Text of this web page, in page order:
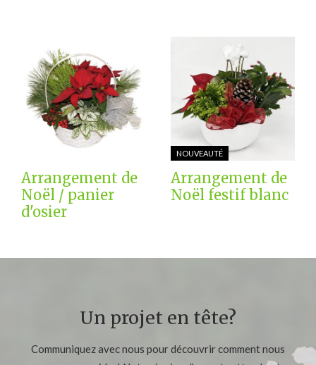
Arrangement de
Noël / panier
d'osier
NOUVEAUTÉ
Arrangement de
Noël festif blanc
Un projet en tête?
Communiquez avec nous pour découvrir comment nous